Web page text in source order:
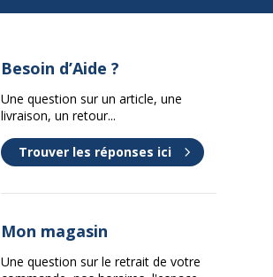
Besoin d’Aide ?
Une question sur un article, une
livraison, un retour...
Trouver les réponses ici
Mon magasin
Une question sur le retrait de votre